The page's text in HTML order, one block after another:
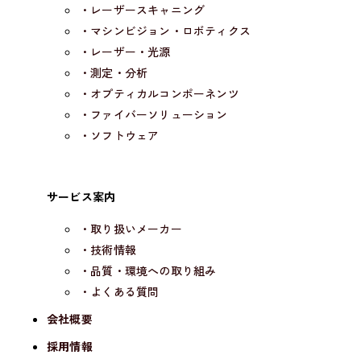
・レーザースキャニング
・マシンビジョン・ロボティクス
・レーザー・光源
・測定・分析
・オプティカルコンポーネンツ
・ファイバーソリューション
・ソフトウェア
サービス案内
・取り扱いメーカー
・技術情報
・品質・環境への取り組み
・よくある質問
会社概要
採用情報